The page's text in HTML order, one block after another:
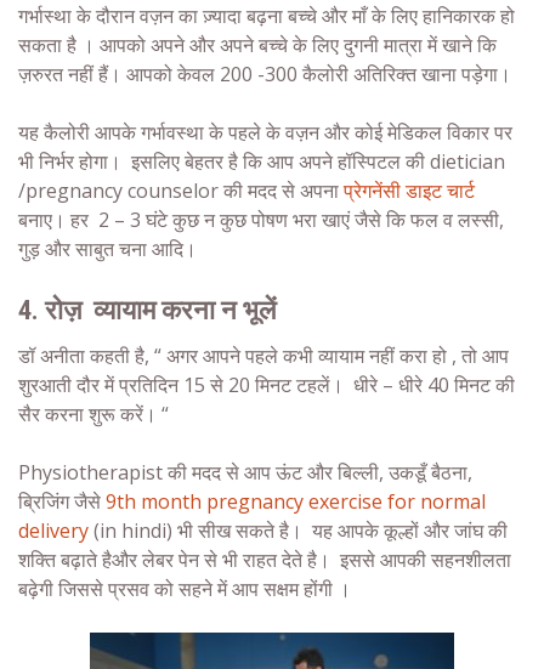
गर्भास्था के दौरान वज़न का ज़्यादा बढ़ना बच्चे और माँ के लिए हानिकारक हो
सकता है । आपको अपने और अपने बच्चे के लिए दुगनी मात्रा में खाने कि
ज़रुरत नहीं हैं। आपको केवल 200 -300 कैलोरी अतिरिक्त खाना पड़ेगा।
यह कैलोरी आपके गर्भावस्था के पहले के वज़न और कोई मेडिकल विकार पर
भी निर्भर होगा। इसलिए बेहतर है कि आप अपने हॉस्पिटल की dietician
/pregnancy counselor की मदद से अपनाप्रेगनेंसी डाइट चार्ट
बनाए। हर 2 – 3 घंटे कुछ न कुछ पोषण भरा खाएं जैसे कि फल व लस्सी,
गुड़ और साबुत चना आदि।
4. रोज़ व्यायाम करना न भूलें
डॉ अनीता कहती है, “ अगर आपने पहले कभी व्यायाम नहीं करा हो , तो आप
शुरआती दौर में प्रतिदिन 15 से 20 मिनट टहलें। धीरे – धीरे 40 मिनट की
सैर करना शुरू करें। “
Physiotherapist की मदद से आप ऊंट और बिल्ली, उकडूँ बैठना,
ब्रिजिंग जैसे9th month pregnancy exercise for normal
delivery(in hindi) भी सीख सकते है। यह आपके कूल्हों और जांघ की
शक्ति बढ़ाते हैऔर लेबर पेन से भी राहत देते है। इससे आपकी सहनशीलता
बढ़ेगी जिससे प्रसव को सहने में आप सक्षम होंगी ।